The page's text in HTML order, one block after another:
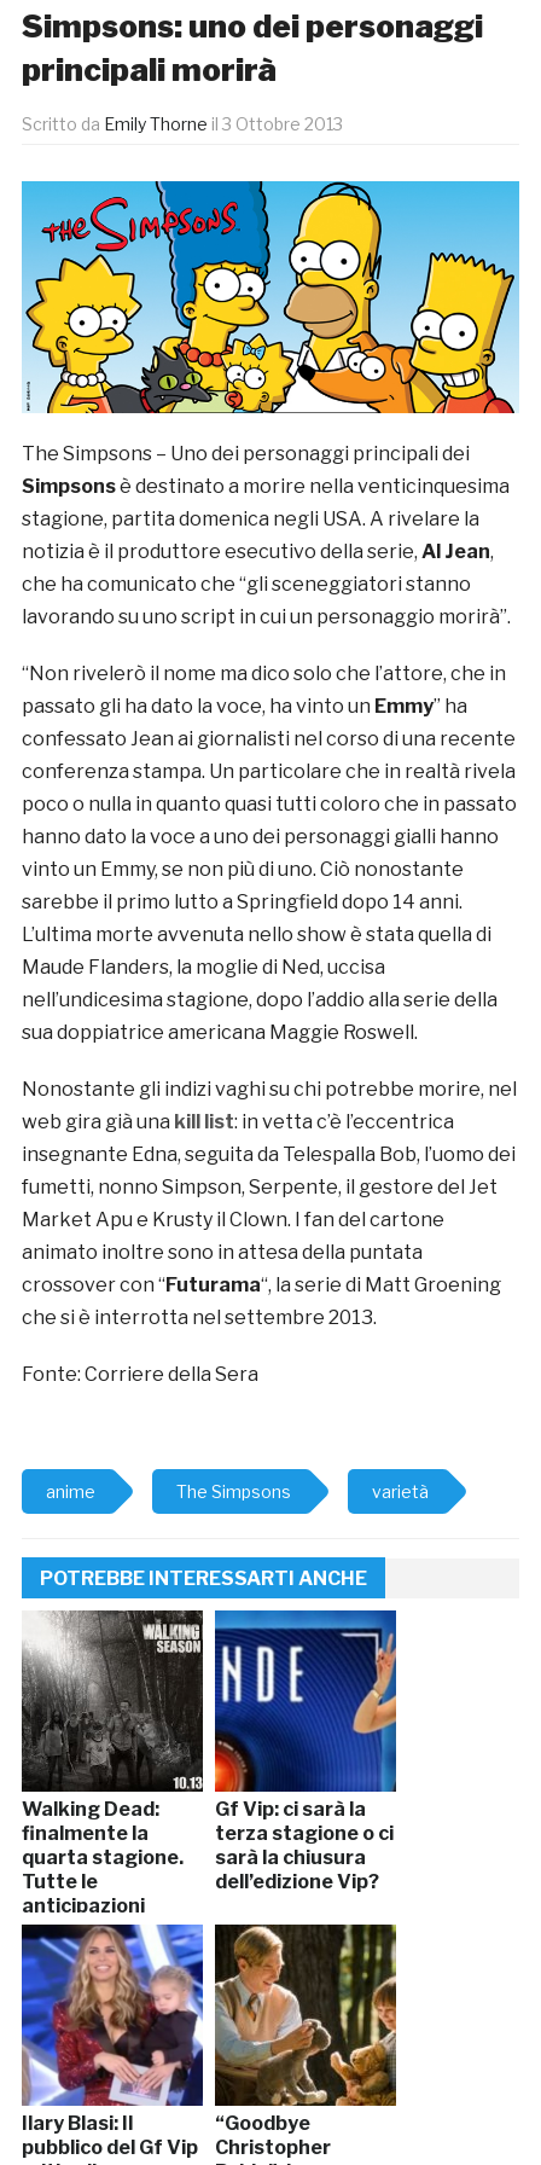
Simpsons: uno dei personaggi
principali morirà
Scritto da Emily Thorne il 3 Ottobre 2013
The Simpsons – Uno dei personaggi principali dei
Simpsonsè destinato a morire nella venticinquesima
stagione, partita domenica negli USA. A rivelare la
notizia è il produttore esecutivo della serie, Al Jean,
che ha comunicato che “gli sceneggiatori stanno
lavorando su uno script in cui un personaggio morirà”.
“Non rivelerò il nome ma dico solo che l’attore, che in
passato gli ha dato la voce, ha vinto un Emmy” ha
confessato Jean ai giornalisti nel corso di una recente
conferenza stampa. Un particolare che in realtà rivela
poco o nulla in quanto quasi tutti coloro che in passato
hanno dato la voce a uno dei personaggi gialli hanno
vinto un Emmy, se non più di uno. Ciò nonostante
sarebbe il primo lutto a Springfield dopo 14 anni.
L’ultima morte avvenuta nello show è stata quella di
Maude Flanders, la moglie di Ned, uccisa
nell’undicesima stagione, dopo l’addio alla serie della
sua doppiatrice americana Maggie Roswell.
Nonostante gli indizi vaghi su chi potrebbe morire, nel
web gira già una kill list: in vetta c’è l’eccentrica
insegnante Edna, seguita da Telespalla Bob, l’uomo dei
fumetti, nonno Simpson, Serpente, il gestore del Jet
Market Apu e Krusty il Clown. I fan del cartone
animato inoltre sono in attesa della puntata
crossover con “Futurama“, la serie di Matt Groening
che si è interrotta nel settembre 2013.
Fonte: Corriere della Sera
anime The Simpsons varietà
POTREBBE INTERESSARTI ANCHE
Walking Dead:
finalmente la
quarta stagione.
Tutte le
anticipazioni
(LEGGI)
Gf Vip: ci sarà la
terza stagione o ci
sarà la chiusura
dell’edizione Vip?
Ilary Blasi: Il
pubblico del Gf Vip
“Goodbye
Christopher